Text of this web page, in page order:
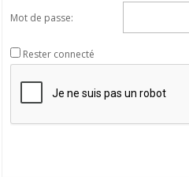
Mot de passe:
Rester connecté